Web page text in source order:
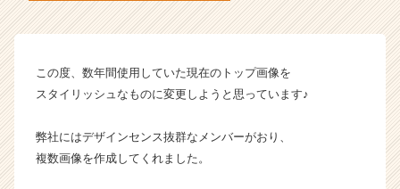
ャ
成
企
業
この度、数年間使用していた現在のトップ画像を
スタイリッシュなものに変更しようと思っています♪
弊社にはデザインセンス抜群なメンバーがおり、
複数画像を作成してくれました。